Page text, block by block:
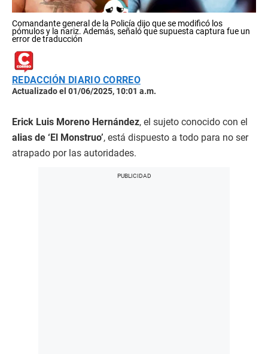
Comandante general de la Policía dijo que se modificó los
pómulos y la nariz. Además, señaló que supuesta captura fue un
error de traducción
REDACCIÓN DIARIO CORREO
Actualizado el 01/06/2025, 10:01 a.m.
Erick Luis Moreno Hernández, el sujeto conocido con el
alias de ‘El Monstruo’, está dispuesto a todo para no ser
atrapado por las autoridades.